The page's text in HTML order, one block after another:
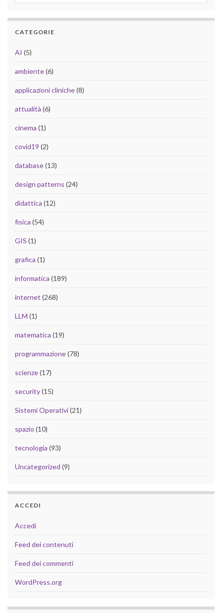
CATEGORIE
AI (5)
ambiente(6)
applicazioni cliniche(8)
attualità (6)
cinema (1)
covid19 (2)
database(13)
design patterns (24)
didattica (12)
fisica (54)
GIS (1)
grafica (1)
informatica (189)
internet (268)
LLM (1)
matematica (19)
programmazione(78)
scienze(17)
security(15)
Sistemi Operativi(21)
spazio (10)
tecnologia (93)
Uncategorized (9)
ACCEDI
Accedi
Feed dei contenuti
Feed dei commenti
WordPress.org